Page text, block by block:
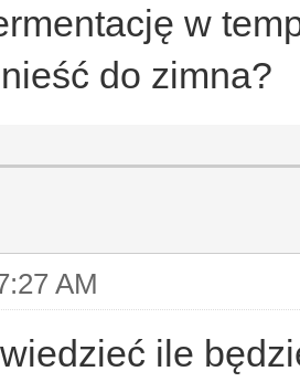
w
do zimna?
AM
ile